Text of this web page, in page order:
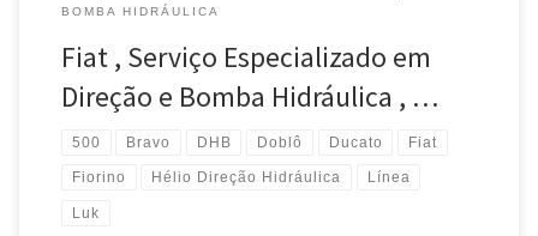
BOMBA HIDRÁULICA
Fiat , Serviço Especializado em
Direção e Bomba Hidráulica , …
500 Bravo DHB Doblô Ducato Fiat
Fiorino Hélio Direção Hidráulica Línea
Luk